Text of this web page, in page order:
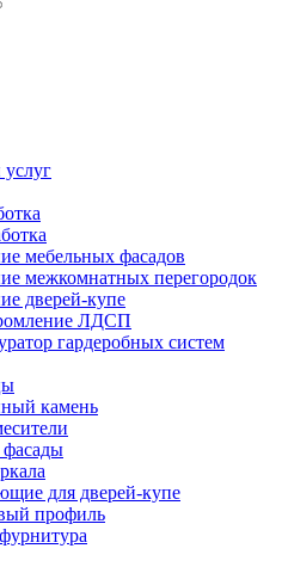
услуг
мебельных фасадов
межкомнатных перегородок
дверей-купе
ЛДСП
гардеробных систем
камень
для дверей-купе
профиль